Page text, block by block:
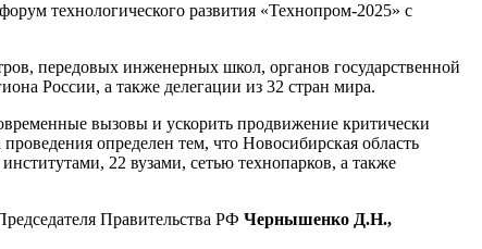
технологического развития «Технопром-2025» с
передовых инженерных школ, органов государственной
России, а также делегации из 32 стран мира.
вызовы и ускорить продвижение критически
определен тем, что Новосибирская область
22 вузами, сетью технопарков, а также
Правительства РФ Чернышенко Д.Н.,